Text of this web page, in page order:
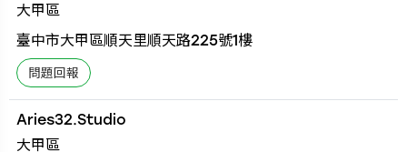
大甲區
臺中市大甲區順天里順天路225號1樓
Aries32.Studio
大甲區